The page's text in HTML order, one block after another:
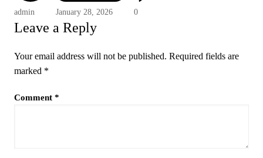
admin January 28, 2026 0
Leave a Reply
Your email address will not be published. Required fields are
marked *
Comment *